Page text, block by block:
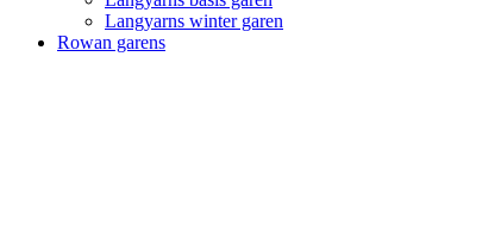
Langyarns winter garen
Rowan garens